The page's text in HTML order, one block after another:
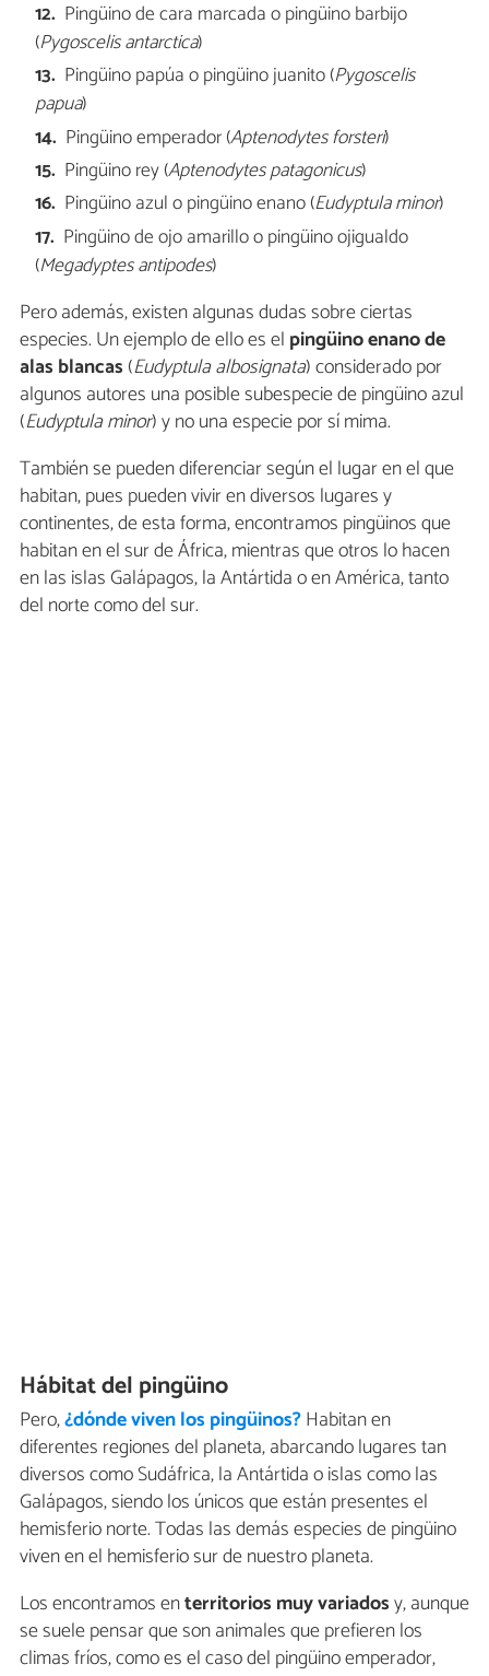
Pingüino de cara marcada o pingüino barbijo
(Pygoscelis antarctica)
Pingüino papúa o pingüino juanito (Pygoscelis
papua)
Pingüino emperador (Aptenodytes forsteri)
Pingüino rey (Aptenodytes patagonicus)
Pingüino azul o pingüino enano (Eudyptula minor)
Pingüino de ojo amarillo o pingüino ojigualdo
(Megadyptes antipodes)
Pero además, existen algunas dudas sobre ciertas
especies. Un ejemplo de ello es el pingüino enano de
alas blancas (Eudyptula albosignata) considerado por
algunos autores una posible subespecie de pingüino azul
(Eudyptula minor) y no una especie por sí mima.
También se pueden diferenciar según el lugar en el que
habitan, pues pueden vivir en diversos lugares y
continentes, de esta forma, encontramos pingüinos que
habitan en el sur de África, mientras que otros lo hacen
en las islas Galápagos, la Antártida o en América, tanto
del norte como del sur.
Hábitat del pingüino
Pero,¿dónde viven los pingüinos?Habitan en
diferentes regiones del planeta, abarcando lugares tan
diversos como Sudáfrica, la Antártida o islas como las
Galápagos, siendo los únicos que están presentes el
hemisferio norte. Todas las demás especies de pingüino
viven en el hemisferio sur de nuestro planeta.
Los encontramos enterritorios muy variadosy, aunque
se suele pensar que son animales que prefieren los
climas fríos, como es el caso del pingüino emperador,